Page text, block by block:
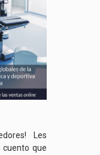
Les
cuento que